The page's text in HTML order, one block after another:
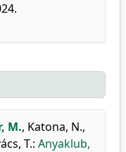
M., Katona, N.,
T.: Anyaklub,